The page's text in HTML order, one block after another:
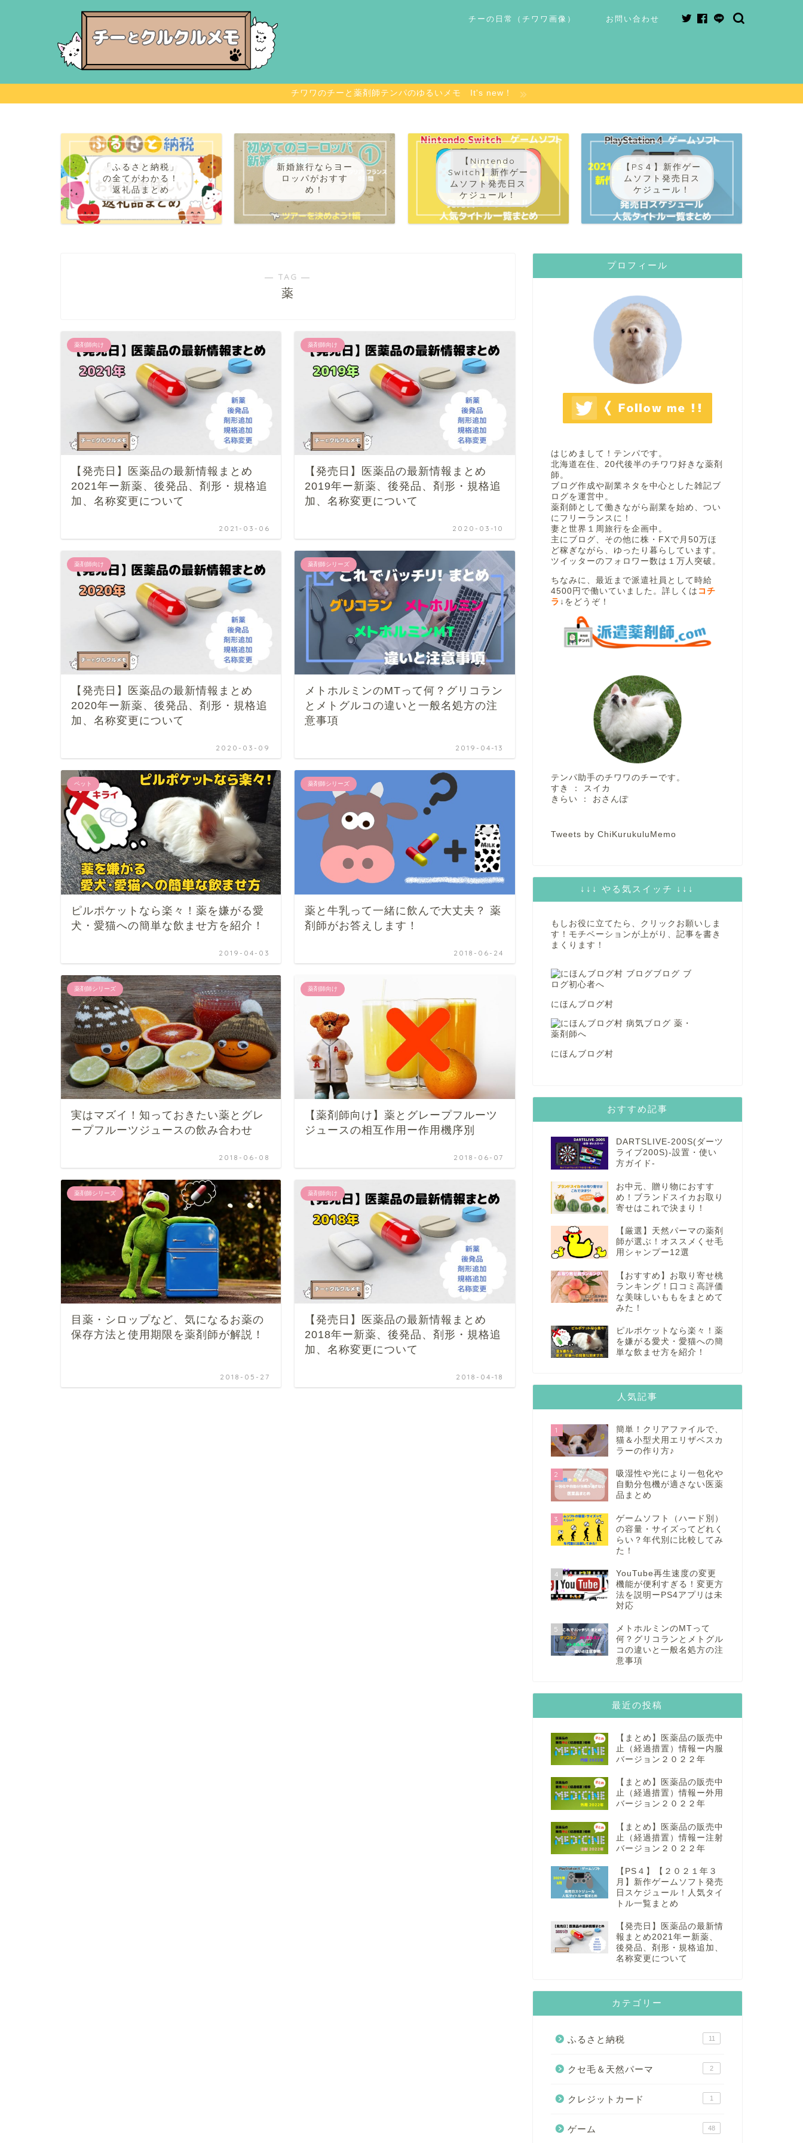
チーの日常（チワワ画像） お問い合わせ
チワワのチーと薬剤師テンパのゆるいメモ It's new！
「ふるさと納税」
の全てがわかる！
返礼品まとめ
新婚旅行ならヨー
ロッパがおすす
め！
【Nintendo
Switch】新作ゲー
ムソフト発売日ス
ケジュール！
【PS４】新作ゲー
ムソフト発売日ス
ケジュール！
― TAG ―
薬
薬剤師向け
【発売日】医薬品の最新情報まとめ
2021年ー新薬、後発品、剤形・規格追
加、名称変更について
2021-03-06
薬剤師向け
【発売日】医薬品の最新情報まとめ
2019年ー新薬、後発品、剤形・規格追
加、名称変更について
2020-03-10
薬剤師向け
【発売日】医薬品の最新情報まとめ
2020年ー新薬、後発品、剤形・規格追
加、名称変更について
2020-03-09
薬剤師シリーズ
メトホルミンのMTって何？グリコラン
とメトグルコの違いと一般名処方の注
意事項
2019-04-13
ペット
ピルポケットなら楽々！薬を嫌がる愛
犬・愛猫への簡単な飲ませ方を紹介！
2019-04-03
薬剤師シリーズ
薬と牛乳って一緒に飲んで大丈夫？ 薬
剤師がお答えします！
2018-06-24
薬剤師シリーズ
実はマズイ！知っておきたい薬とグレ
ープフルーツジュースの飲み合わせ
2018-06-08
薬剤師向け
【薬剤師向け】薬とグレープフルーツ
ジュースの相互作用ー作用機序別
2018-06-07
薬剤師シリーズ
目薬・シロップなど、気になるお薬の
保存方法と使用期限を薬剤師が解説！
2018-05-27
薬剤師向け
【発売日】医薬品の最新情報まとめ
2018年ー新薬、後発品、剤形・規格追
加、名称変更について
2018-04-18
プロフィール
はじめまして！テンパです。
北海道在住、20代後半のチワワ好きな薬剤
師。
ブログ作成や副業ネタを中心とした雑記ブ
ログを運営中。
薬剤師として働きながら副業を始め、つい
にフリーランスに！
妻と世界１周旅行を企画中。
主にブログ、その他に株・FXで月50万ほ
ど稼ぎながら、ゆったり暮らしています。
ツイッターのフォロワー数は１万人突破。
ちなみに、最近まで派遣社員として時給
4500円で働いていました。詳しくは コチ
ラ ↓ をどうぞ！
テンパ助手のチワワのチーです。
すき ： スイカ
きらい ： おさんぽ
Tweets by ChiKurukuluMemo
↓↓↓ やる気スイッチ ↓↓↓
もしお役に立てたら、クリックお願いしま
す！モチベーションが上がり、記事を書き
まくります！
にほんブログ村
にほんブログ村
おすすめ記事
DARTSLIVE-200S(ダーツ
ライブ200S)-設置・使い
方ガイド-
お中元、贈り物におすす
め！ブランドスイカお取り
寄せはこれで決まり！
【厳選】天然パーマの薬剤
師が選ぶ！オススメくせ毛
用シャンプー12選
【おすすめ】お取り寄せ桃
ランキング！口コミ高評価
な美味しいももをまとめて
みた！
ピルポケットなら楽々！薬
を嫌がる愛犬・愛猫への簡
単な飲ませ方を紹介！
人気記事
1
簡単！クリアファイルで、
猫＆小型犬用エリザベスカ
ラーの作り方♪
2
吸湿性や光により一包化や
自動分包機が適さない医薬
品まとめ
3
ゲームソフト（ハード別）
の容量・サイズってどれく
らい？年代別に比較してみ
た！
4
YouTube再生速度の変更
機能が便利すぎる！変更方
法を説明ーPS4アプリは未
対応
5
メトホルミンのMTって
何？グリコランとメトグル
コの違いと一般名処方の注
意事項
最近の投稿
【まとめ】医薬品の販売中
止（経過措置）情報ー内服
バージョン２０２２年
【まとめ】医薬品の販売中
止（経過措置）情報ー外用
バージョン２０２２年
【まとめ】医薬品の販売中
止（経過措置）情報ー注射
バージョン２０２２年
【PS４】【２０２１年３
月】新作ゲームソフト発売
日スケジュール！人気タイ
トル一覧まとめ
【発売日】医薬品の最新情
報まとめ2021年ー新薬、
後発品、剤形・規格追加、
名称変更について
カテゴリー
ふるさと納税 11
クセ毛＆天然パーマ 2
クレジットカード 1
ゲーム 48